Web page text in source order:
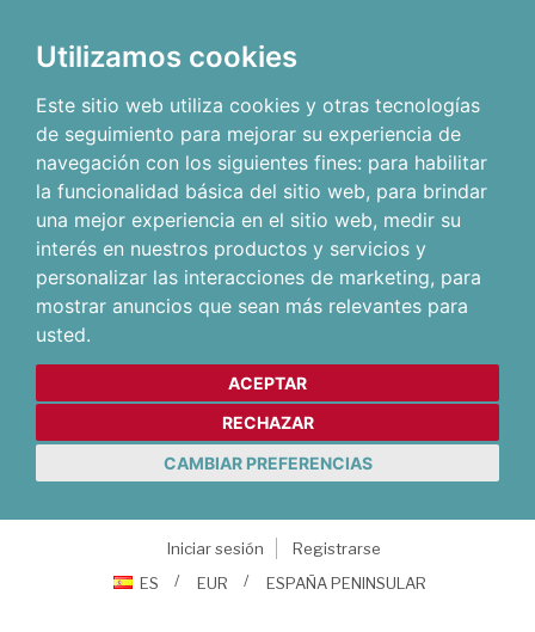
Utilizamos cookies
Este sitio web utiliza cookies y otras tecnologías
de seguimiento para mejorar su experiencia de
navegación con los siguientes fines: para habilitar
la funcionalidad básica del sitio web, para brindar
una mejor experiencia en el sitio web, medir su
interés en nuestros productos y servicios y
personalizar las interacciones de marketing, para
mostrar anuncios que sean más relevantes para
usted.
ACEPTAR
RECHAZAR
CAMBIAR PREFERENCIAS
Iniciar sesión
Registrarse
ES
EUR ESPAÑA PENINSULAR